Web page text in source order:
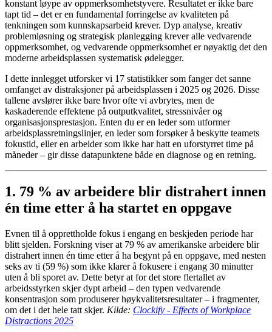
konstant løype av oppmerksomhetstyvere. Resultatet er ikke bare
tapt tid – det er en fundamental forringelse av kvaliteten på
tenkningen som kunnskapsarbeid krever. Dyp analyse, kreativ
problemløsning og strategisk planlegging krever alle vedvarende
oppmerksomhet, og vedvarende oppmerksomhet er nøyaktig det den
moderne arbeidsplassen systematisk ødelegger.
I dette innlegget utforsker vi 17 statistikker som fanger det sanne
omfanget av distraksjoner på arbeidsplassen i 2025 og 2026. Disse
tallene avslører ikke bare hvor ofte vi avbrytes, men de
kaskaderende effektene på outputkvalitet, stressnivåer og
organisasjonsprestasjon. Enten du er en leder som utformer
arbeidsplassretningslinjer, en leder som forsøker å beskytte teamets
fokustid, eller en arbeider som ikke har hatt en uforstyrret time på
måneder – gir disse datapunktene både en diagnose og en retning.
1. 79 % av arbeidere blir distrahert innen
én time etter å ha startet en oppgave
Evnen til å opprettholde fokus i engang en beskjeden periode har
blitt sjelden. Forskning viser at 79 % av amerikanske arbeidere blir
distrahert innen én time etter å ha begynt på en oppgave, med nesten
seks av ti (59 %) som ikke klarer å fokusere i engang 30 minutter
uten å bli sporet av. Dette betyr at for det store flertallet av
arbeidsstyrken skjer dypt arbeid – den typen vedvarende
konsentrasjon som produserer høykvalitetsresultater – i fragmenter,
om det i det hele tatt skjer. Kilde: Clockify - Effects of Workplace
Distractions 2025